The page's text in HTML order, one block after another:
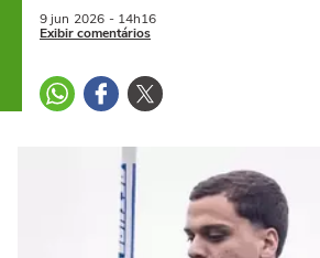
9 jun 2026 - 14h16
Exibir comentários